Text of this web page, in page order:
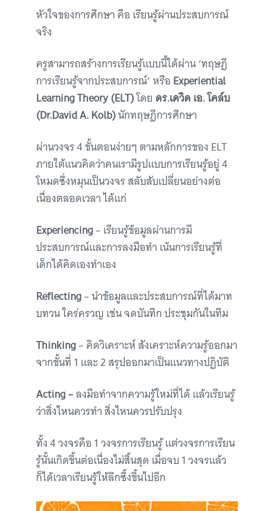
หัวใจของการศึกษา คือ เรียนรู้ผ่านประสบการณ์
จริง
ครูสามารถสร้างการเรียนรู้แบบนี้ได้ผ่าน ‘ทฤษฎี
การเรียนรู้จากประสบการณ์’ หรือ Experiential
Learning Theory (ELT)โดย ดร.เดวิด เอ. โคล์บ
(Dr.David A. Kolb)นักทฤษฎีการศึกษา
ผ่านวงจร 4 ขั้นตอนง่ายๆ ตามหลักการของ ELT
ภายใต้แนวคิดว่าคนเรามีรูปแบบการเรียนรู้อยู่ 4
โหมดซึ่งหมุนเป็นวงจร สลับสับเปลี่ยนอย่างต่อ
เนื่องตลอดเวลา ได้แก่
Experiencing– เรียนรู้ข้อมูลผ่านการมี
ประสบการณ์และการลงมือทำ เน้นการเรียนรู้ที่
เด็กได้คิดเองทำเอง
Reflecting– นำข้อมูลและประสบการณ์ที่ได้มาท
บทวน ใคร่ครวญ เช่น จดบันทึก ประชุมกันในทีม
Thinking– คิดวิเคราะห์ สังเคราะห์ความรู้ออกมา
จากขั้นที่ 1 และ 2 สรุปออกมาเป็นแนวทางปฏิบัติ
Acting –ลงมือทำจากความรู้ใหม่ที่ได้ แล้วเรียนรู้
ว่าสิ่งไหนควรทำ สิ่งไหนควรปรับปรุง
ทั้ง 4 วงจรคือ 1 วงจรการเรียนรู้ แต่วงจรการเรียน
รู้นั้นเกิดขึ้นต่อเนื่องไม่สิ้นสุด เมื่อจบ 1 วงจรแล้ว
ก็ได้เวลาเรียนรู้ให้ลึกซึ้งขึ้นไปอีก